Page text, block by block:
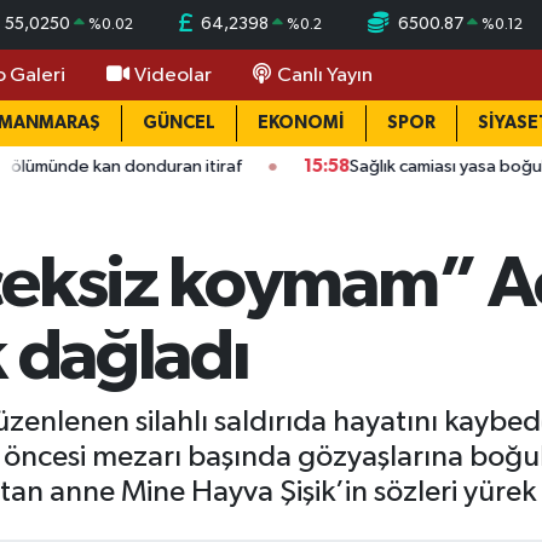
55,0250 %0.02 64,2398 %0.2 6500.87 %0.12
Galeri Videolar Canlı Yayın
GÜNCEL EKONOMİ SPOR
donduran itiraf 15:58Sağlık camiası yasa boğuldu:
koymam”
silahlı saldırıda hayatını
mezarı başında gözyaşlarına
anne Mine Hayva Şişik’in sözleri